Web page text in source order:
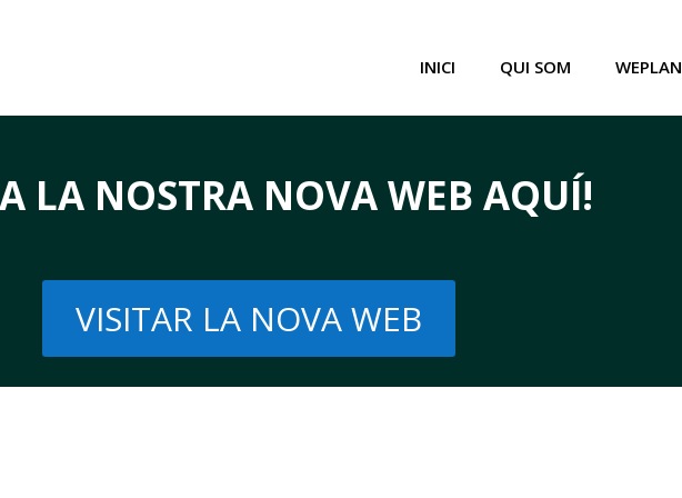
INICI QUI SOM WEPLAN
LA NOSTRA NOVA WEB AQUÍ!
VISITAR LA NOVA WEB